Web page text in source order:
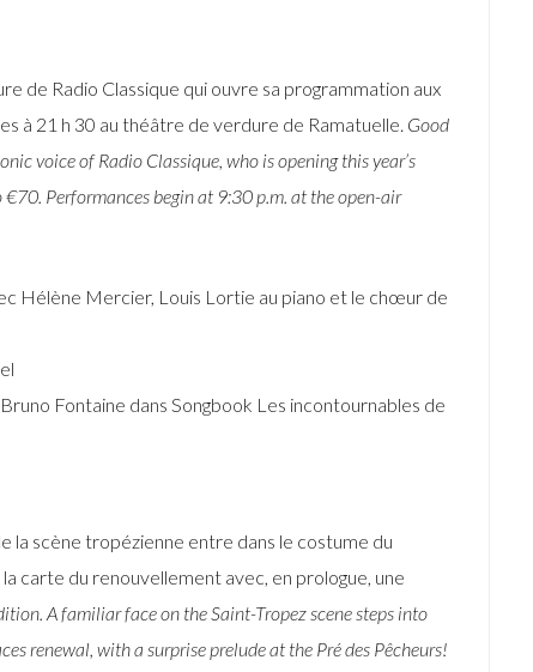
de Radio Classique qui ouvre sa programmation aux
à 21 h 30 au théâtre de verdure de Ramatuelle. Good
voice of Radio Classique, who is opening this year’s
Performances begin at 9:30 p.m. at the open-air
Hélène Mercier, Louis Lortie au piano et le chœur de
Fontaine dans Songbook Les incontournables de
la scène tropézienne entre dans le costume du
carte du renouvellement avec, en prologue, une
A familiar face on the Saint-Tropez scene steps into
renewal, with a surprise prelude at the Pré des Pêcheurs!